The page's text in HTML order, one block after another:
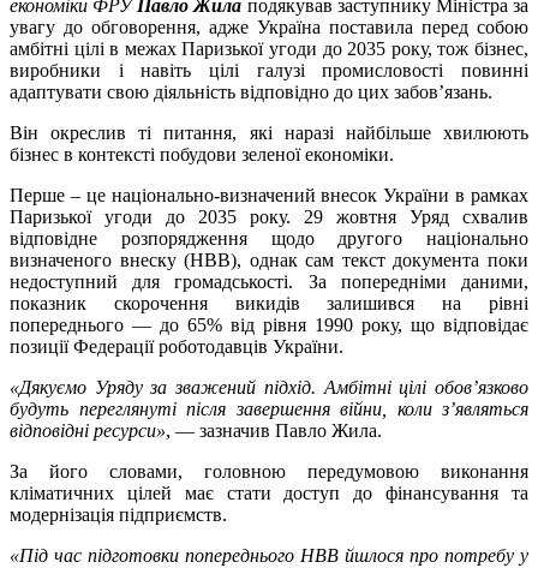
економіки ФРУПавло Жила подякував заступнику Міністра за
увагу до обговорення, адже Україна поставила перед собою
амбітні цілі в межах Паризької угоди до 2035 року, тож бізнес,
виробники і навіть цілі галузі промисловості повинні
адаптувати свою діяльність відповідно до цих забов’язань.
Він окреслив ті питання, які наразі найбільше хвилюють
бізнес в контексті побудови зеленої економіки.
Перше – це національно-визначений внесок України в рамках
Паризької угоди до 2035 року. 29 жовтня Уряд схвалив
відповідне розпорядження щодо другого національно
визначеного внеску (НВВ), однак сам текст документа поки
недоступний для громадськості. За попередніми даними,
показник скорочення викидів залишився на рівні
попереднього — до 65% від рівня 1990 року, що відповідає
позиції Федерації роботодавців України.
«Дякуємо Уряду за зважений підхід. Амбітні цілі обов’язково
будуть переглянуті після завершення війни, коли з’являться
відповідні ресурси», — зазначив Павло Жила.
За його словами, головною передумовою виконання
кліматичних цілей має стати доступ до фінансування та
модернізація підприємств.
«Під час підготовки попереднього НВВ йшлося про потребу у